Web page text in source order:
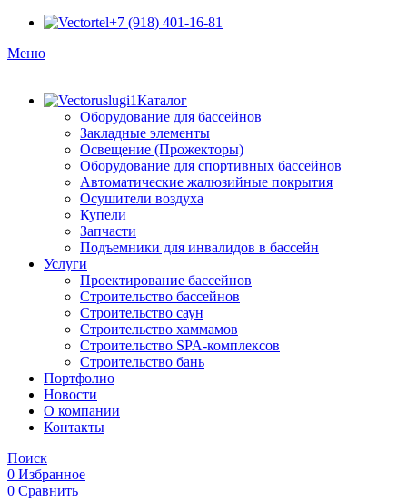
+7 (918) 401-16-81
Меню
Каталог
Оборудование для бассейнов
Закладные элементы
Освещение (Прожекторы)
Оборудование для спортивных бассейнов
Автоматические жалюзийные покрытия
Осушители воздуха
Купели
Запчасти
Подъемники для инвалидов в бассейн
Услуги
Проектирование бассейнов
Строительство бассейнов
Строительство саун
Строительство хаммамов
Строительство SPA-комплексов
Строительство бань
Портфолио
Новости
O компании
Контакты
Поиск
0 Избранное
0 Сравнить